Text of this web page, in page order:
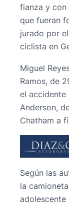
fianza y con
que fueran
jurado por
ciclista en
Miguel
Ramos, de
el accidente
Anderson,
Chatham a
Según las
la
adolescente